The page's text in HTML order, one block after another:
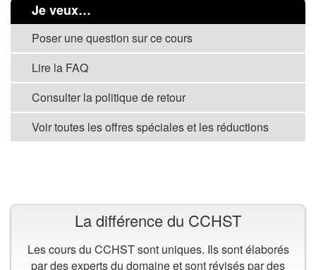
Je veux…
Poser une question sur ce cours
Lire la FAQ
Consulter la politique de retour
Voir toutes les offres spéciales et les réductions
La différence du CCHST
Les cours du CCHST sont uniques. Ils sont élaborés
par des experts du domaine et sont révisés par des